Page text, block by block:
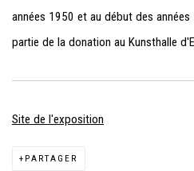
années 1950 et au début des
partie de la donation au Kunsthalle
Site de l'exposition
PARTAGER